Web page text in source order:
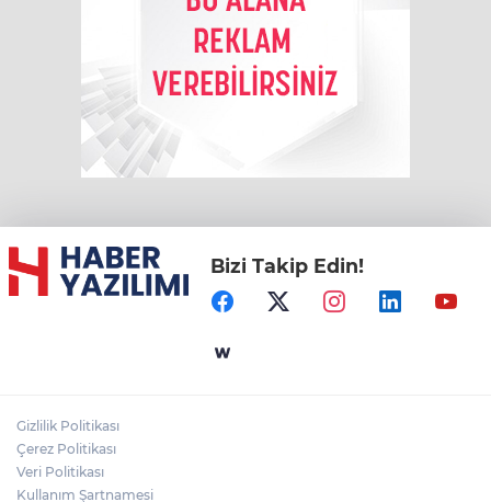
Bizi Takip Edin!
Gizlilik Politikası
Çerez Politikası
Veri Politikası
Kullanım Şartnamesi